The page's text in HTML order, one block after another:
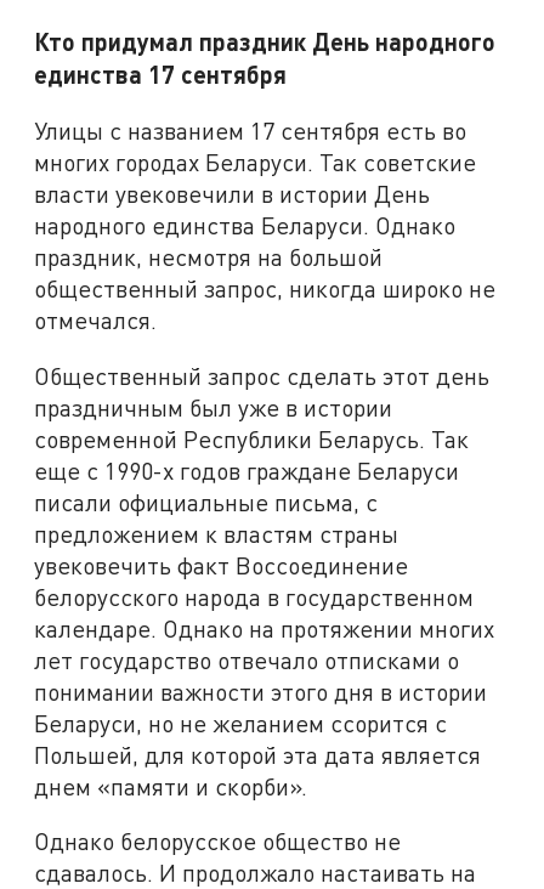
Кто придумал праздник День народного
единства 17 сентября
Улицы с названием 17 сентября есть во
многих городах Беларуси. Так советские
власти увековечили в истории День
народного единства Беларуси. Однако
праздник, несмотря на большой
общественный запрос, никогда широко не
отмечался.
Общественный запрос сделать этот день
праздничным был уже в истории
современной Республики Беларусь. Так
еще с 1990-х годов граждане Беларуси
писали официальные письма, с
предложением к властям страны
увековечить факт Воссоединение
белорусского народа в государственном
календаре. Однако на протяжении многих
лет государство отвечало отписками о
понимании важности этого дня в истории
Беларуси, но не желанием ссорится с
Польшей, для которой эта дата является
днем «памяти и скорби».
Однако белорусское общество не
сдавалось. И продолжало настаивать на